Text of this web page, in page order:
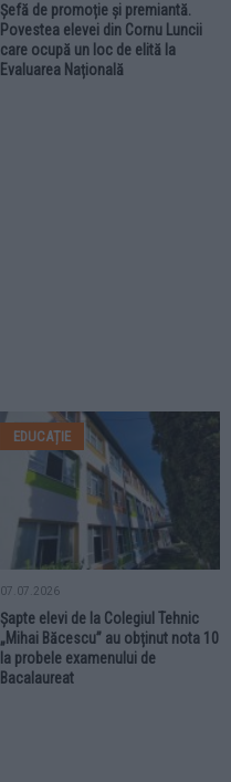
Șefă de promoție și premiantă.
Povestea elevei din Cornu Luncii
care ocupă un loc de elită la
Evaluarea Națională
EDUCAȚIE
07.07.2026
Șapte elevi de la Colegiul Tehnic
„Mihai Băcescu” au obținut nota 10
la probele examenului de
Bacalaureat